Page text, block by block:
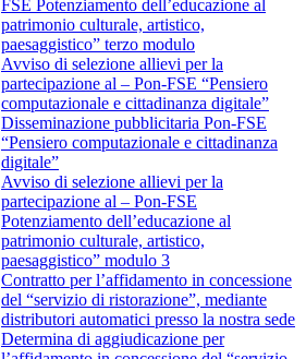
FSE Potenziamento dell’educazione al
patrimonio culturale, artistico,
paesaggistico” terzo modulo
Avviso di selezione allievi per la
partecipazione al – Pon-FSE “Pensiero
computazionale e cittadinanza digitale”
Disseminazione pubblicitaria Pon-FSE
“Pensiero computazionale e cittadinanza
digitale”
Avviso di selezione allievi per la
partecipazione al – Pon-FSE
Potenziamento dell’educazione al
patrimonio culturale, artistico,
paesaggistico” modulo 3
Contratto per l’affidamento in concessione
del “servizio di ristorazione”, mediante
distributori automatici presso la nostra sede
Determina di aggiudicazione per